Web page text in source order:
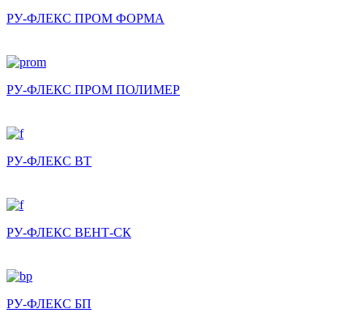
РУ-ФЛЕКС ПРОМ ФОРМА
РУ-ФЛЕКС ПРОМ ПОЛИМЕР
РУ-ФЛЕКС ВТ
РУ-ФЛЕКС ВЕНТ-СК
РУ-ФЛЕКС БП